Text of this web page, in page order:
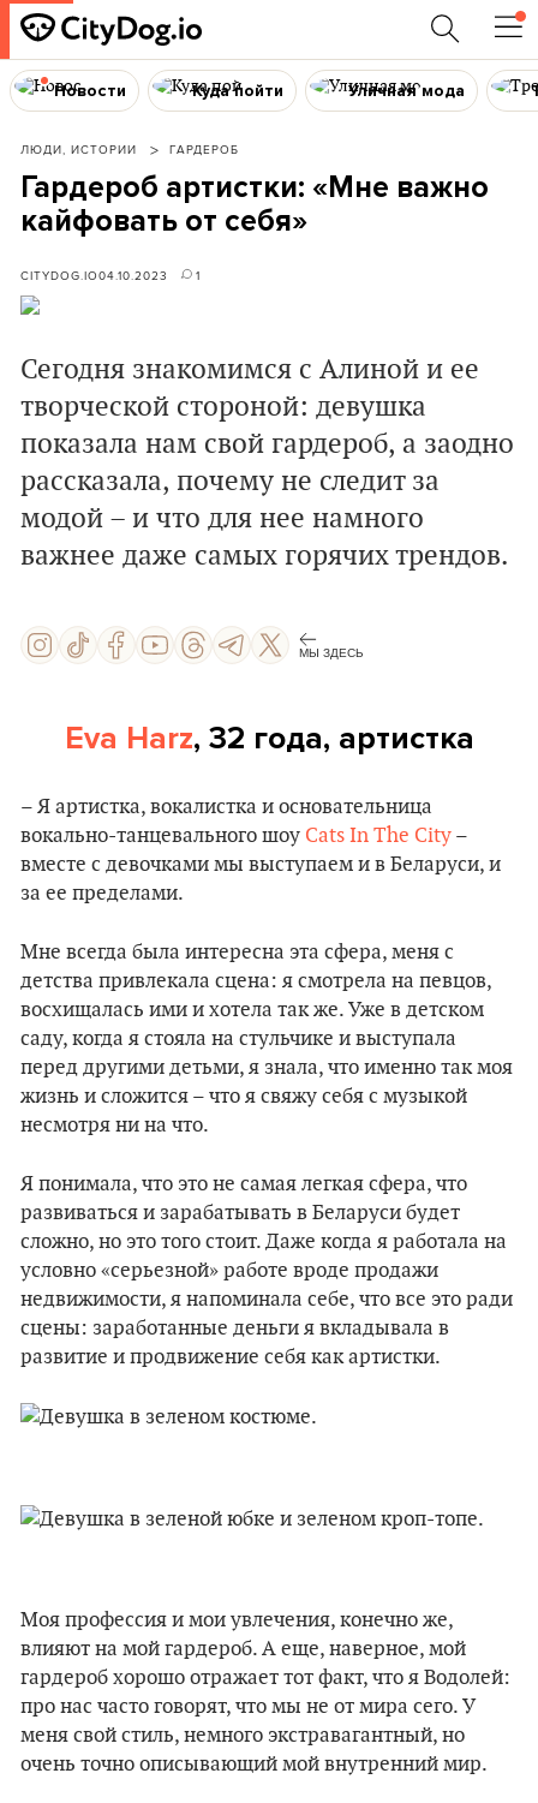
Новости Куда пойти Уличная мода
ЛЮДИ, ИСТОРИИ ГАРДЕРОБ
Гардероб артистки: «Мне важно
кайфовать от себя»
CITYDOG.IO04.10.2023 1
Сегодня знакомимся с Алиной и ее
творческой стороной: девушка
показала нам свой гардероб, а заодно
рассказала, почему не следит за
модой – и что для нее намного
важнее даже самых горячих трендов.
МЫ ЗДЕСЬ
Eva Harz, 32 года, артистка
– Я артистка, вокалистка и основательница
вокально-танцевального шоу Cats In The City –
вместе с девочками мы выступаем и в Беларуси, и
за ее пределами.
Мне всегда была интересна эта сфера, меня с
детства привлекала сцена: я смотрела на певцов,
восхищалась ими и хотела так же. Уже в детском
саду, когда я стояла на стульчике и выступала
перед другими детьми, я знала, что именно так моя
жизнь и сложится – что я свяжу себя с музыкой
несмотря ни на что.
Я понимала, что это не самая легкая сфера, что
развиваться и зарабатывать в Беларуси будет
сложно, но это того стоит. Даже когда я работала на
условно «серьезной» работе вроде продажи
недвижимости, я напоминала себе, что все это ради
сцены: заработанные деньги я вкладывала в
развитие и продвижение себя как артистки.
Моя профессия и мои увлечения, конечно же,
влияют на мой гардероб. А еще, наверное, мой
гардероб хорошо отражает тот факт, что я Водолей:
про нас часто говорят, что мы не от мира сего. У
меня свой стиль, немного экстравагантный, но
очень точно описывающий мой внутренний мир.